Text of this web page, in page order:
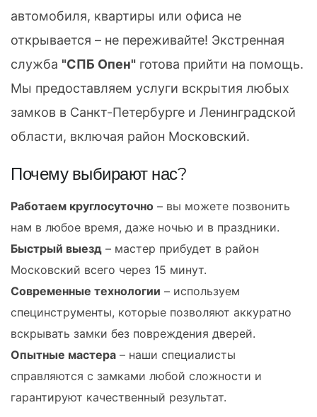
автомобиля, квартиры или офиса не
открывается – не переживайте! Экстренная
служба "СПБ Опен" готова прийти на помощь.
Мы предоставляем услуги вскрытия любых
замков в Санкт-Петербурге и Ленинградской
области, включая район Московский.
Почему выбирают нас?
Работаем круглосуточно – вы можете позвонить
нам в любое время, даже ночью и в праздники.
Быстрый выезд – мастер прибудет в район
Московский всего через 15 минут.
Современные технологии – используем
специнструменты, которые позволяют аккуратно
вскрывать замки без повреждения дверей.
Опытные мастера – наши специалисты
справляются с замками любой сложности и
гарантируют качественный результат.